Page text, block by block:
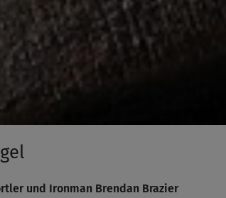
und Ironman Brendan Brazier